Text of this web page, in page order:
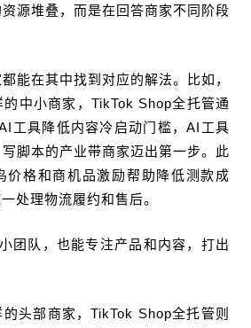
源堆叠，而是在回答商家不同阶段
能在其中找到对应的解法。比如，
中小商家，TikTok Shop全托管通
工具降低内容冷启动门槛，AI工具
脚本的产业带商家迈出第一步。此
价格和商机品激励帮助降低测款成
处理物流履约和售后。
团队，也能专注产品和内容，打出
头部商家，TikTok Shop全托管则